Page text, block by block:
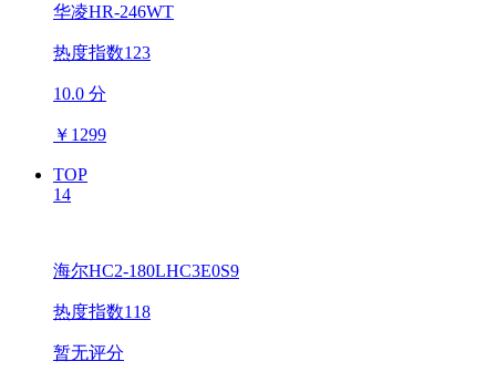
华凌HR-246WT
热度指数123
10.0 分
￥ 1299
TOP
14
海尔HC2-180LHC3E0S9
热度指数118
暂无评分